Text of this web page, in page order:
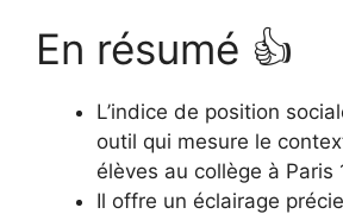
En résumé 👍
L’indice de position
outil qui mesure le
élèves au collège à Paris
Il offre un éclairage